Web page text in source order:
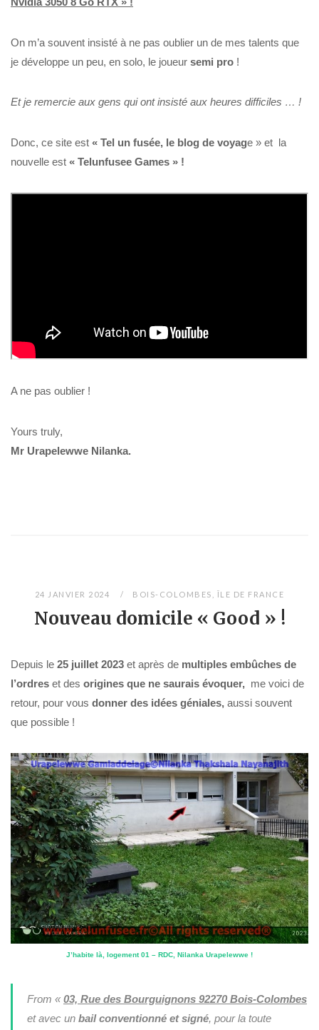
On m’a souvent insisté à ne pas oublier un de mes talents que
je développe un peu, en solo, le joueur semi pro !
Et je remercie aux gens qui ont insisté aux heures difficiles … !
Donc, ce site est « Tel un fusée, le blog de voyage » et la
nouvelle est « Telunfusee Games » !
A ne pas oublier !
Yours truly,
Mr Urapelewwe Nilanka.
24 JANVIER 2024 BOIS-COLOMBES ÎLE DE FRANCE
Nouveau domicile « Good » !
Depuis le 25 juillet 2023 et après de multiples embûches de
l’ordres et des origines que ne saurais évoquer, me voici de
retour, pour vous donner des idées géniales, aussi souvent
que possible !
J’habite là, logement 01 – RDC, Nilanka Urapelewwe !
From « 03, Rue des Bourguignons 92270 Bois-Colombes
et avec un bail conventionné et signé, pour la toute